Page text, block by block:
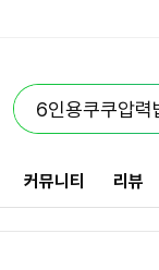
커뮤니티 리뷰